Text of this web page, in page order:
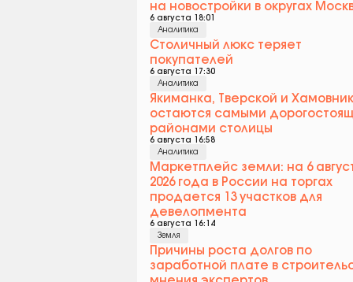
на новостройки в округах
6 августа 18:01
Аналитика
Столичный люкс теряет
покупателей
6 августа 17:30
Аналитика
Якиманка, Тверской и
остаются самыми
районами столицы
6 августа 16:58
Аналитика
Маркетплейс земли: на 6
2026 года в России на торгах
продается 13 участков для
девелопмента
6 августа 16:14
Земля
Причины роста долгов по
заработной плате в